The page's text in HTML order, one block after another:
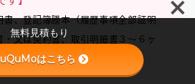
書、登記簿謄本（履歴事項全部証明
・又は契約書、取引明細書３～６ヶ
納税証明書または領収書
無料見積もり
はこちら